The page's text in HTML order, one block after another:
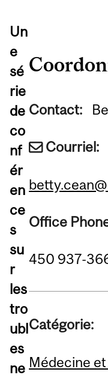
Un
e
sé
rie
de
co
nf
ér
en
ce
s
su
r
les
tro
ubl
es
ne
Contact:
Courriel:
Office
450 937-
Catégorie:
Médecine